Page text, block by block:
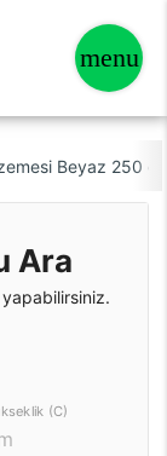
Beyaz 250 gr
Ara
(C)